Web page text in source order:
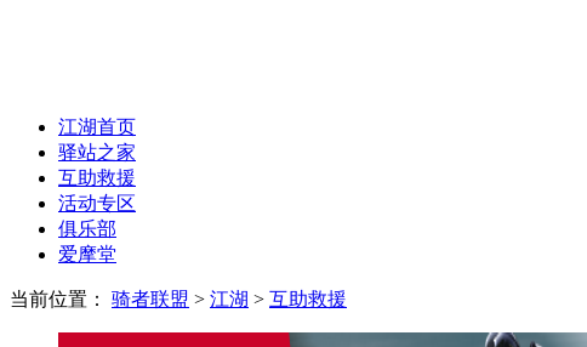
江湖首页
驿站之家
互助救援
活动专区
俱乐部
爱摩堂
当前位置： 骑者联盟 > 江湖 > 互助救援